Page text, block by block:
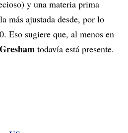
y una materia prima
más ajustada desde, por lo
Eso sugiere que, al menos en
todavía está presente.